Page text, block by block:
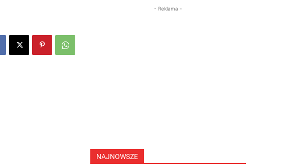
- Reklama -
NAJNOWSZE